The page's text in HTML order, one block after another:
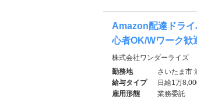
Amazon配達ドライ
心者OK/Wワーク歓
株式会社ワンダーライズ
勤務地
さいたま市
給与タイプ
日給1万
雇用形態
業務委託